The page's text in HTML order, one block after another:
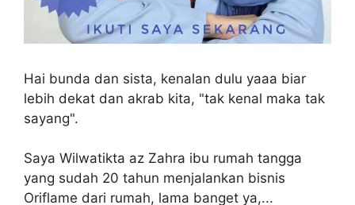
Hai bunda dan sista, kenalan dulu yaaa biar
lebih dekat dan akrab kita, "tak kenal maka tak
sayang".
Saya Wilwatikta az Zahra ibu rumah tangga
yang sudah 20 tahun menjalankan bisnis
Oriflame dari rumah, lama banget ya,...